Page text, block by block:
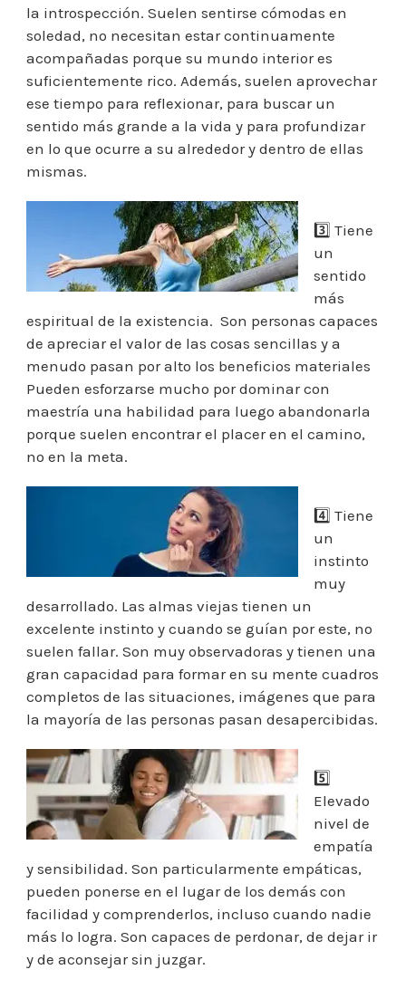
la introspección. Suelen sentirse cómodas en
soledad, no necesitan estar continuamente
acompañadas porque su mundo interior es
suficientemente rico. Además, suelen aprovechar
ese tiempo para reflexionar, para buscar un
sentido más grande a la vida y para profundizar
en lo que ocurre a su alrededor y dentro de ellas
mismas.
3️⃣ Tiene
un
sentido
más
espiritual de la existencia. Son personas capaces
de apreciar el valor de las cosas sencillas y a
menudo pasan por alto los beneficios materiales
Pueden esforzarse mucho por dominar con
maestría una habilidad para luego abandonarla
porque suelen encontrar el placer en el camino,
no en la meta.
4️⃣ Tiene
un
instinto
muy
desarrollado. Las almas viejas tienen un
excelente instinto y cuando se guían por este, no
suelen fallar. Son muy observadoras y tienen una
gran capacidad para formar en su mente cuadros
completos de las situaciones, imágenes que para
la mayoría de las personas pasan desapercibidas.
5️⃣
Elevado
nivel de
empatía
y sensibilidad. Son particularmente empáticas,
pueden ponerse en el lugar de los demás con
facilidad y comprenderlos, incluso cuando nadie
más lo logra. Son capaces de perdonar, de dejar ir
y de aconsejar sin juzgar.